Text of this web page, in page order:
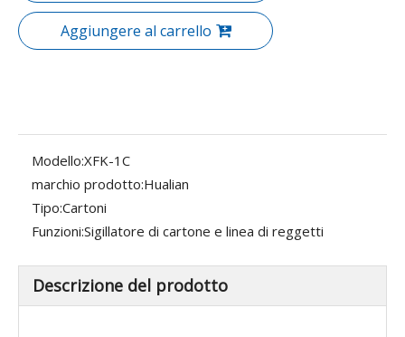
Aggiungere al carrello
Modello:XFK-1C
marchio prodotto:Hualian
Tipo:Cartoni
Funzioni:Sigillatore di cartone e linea di reggetti
Descrizione del prodotto